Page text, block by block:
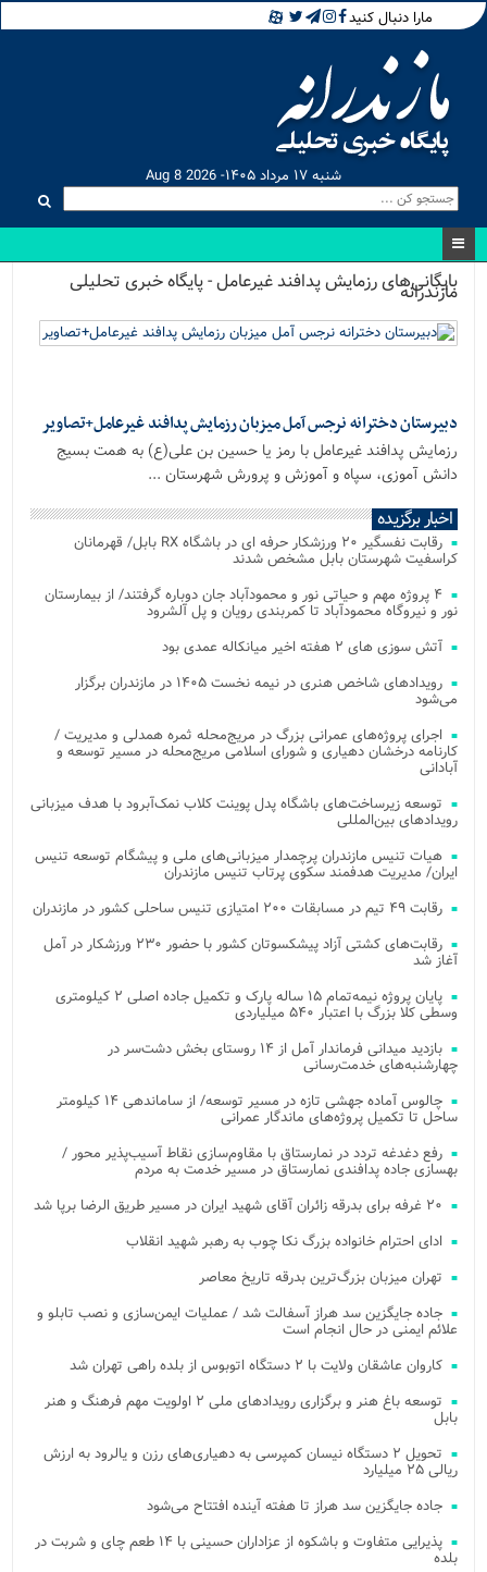
مارا دنبال کنید
شنبه ۱۷ مرداد ۱۴۰۵- Aug 8 2026
بایگانی‌های رزمایش پدافند غیرعامل - پایگاه خبری تحلیلی
مازندرانه
دبیرستان دخترانه نرجس آمل میزبان رزمایش پدافند غیرعامل+تصاویر
رزمایش پدافند غیرعامل با رمز یا حسین بن علی(ع) به همت بسیج
دانش آموزی، سپاه و آموزش و پرورش شهرستان ...
اخبار برگزیده
رقابت نفسگیر ۲۰ ورزشکار حرفه ای در باشگاه RX بابل/ قهرمانان
کراسفیت شهرستان بابل مشخص شدند
۴ پروژه مهم و حیاتی نور و محمودآباد جان دوباره گرفتند/ از بیمارستان
نور و نیروگاه محمودآباد تا کمربندی رویان و پل آلشرود
آتش‌ سوزی‌ های ۲ هفته اخیر میانکاله عمدی بود
رویدادهای شاخص هنری در نیمه نخست ۱۴۰۵ در مازندران برگزار
می‌شود
اجرای پروژه‌های عمرانی بزرگ در مریج‌محله ثمره همدلی و مدیریت /
کارنامه درخشان دهیاری و شورای اسلامی مریج‌محله در مسیر توسعه و
آبادانی
توسعه زیرساخت‌های باشگاه پدل پوینت کلاب نمک‌آبرود با هدف میزبانی
رویدادهای بین‌المللی
هیات تنیس مازندران پرچمدار میزبانی‌های ملی و پیشگام توسعه تنیس
ایران/ مدیریت هدفمند سکوی پرتاب تنیس مازندران
رقابت ۴۹ تیم در مسابقات ۲۰۰ امتیازی تنیس ساحلی کشور در مازندران
رقابت‌های کشتی آزاد پیشکسوتان کشور با حضور ۲۳۰ ورزشکار در آمل
آغاز شد
پایان پروژه نیمه‌تمام ۱۵ ساله پارک و تکمیل جاده اصلی ۲ کیلومتری
وسطی کلا بزرگ با اعتبار ۵۴۰ میلیاردی
بازدید میدانی فرماندار آمل از ۱۴ روستای بخش دشت‌سر در
چهارشنبه‌های خدمت‌رسانی
چالوس آماده جهشی تازه در مسیر توسعه/ از ساماندهی ۱۴ کیلومتر
ساحل تا تکمیل پروژه‌های ماندگار عمرانی
رفع دغدغه تردد در نمارستاق با مقاوم‌سازی نقاط آسیب‌پذیر محور /
بهسازی جاده پدافندی نمارستاق در مسیر خدمت به مردم
۲۰ غرفه برای بدرقه زائران آقای شهید ایران در مسیر طریق الرضا برپا شد
ادای احترام خانواده بزرگ نکا چوب به رهبر شهید انقلاب
تهران میزبان بزرگ‌ترین بدرقه تاریخ معاصر
جاده جایگزین سد هراز آسفالت شد / عملیات ایمن‌سازی و نصب تابلو و
علائم ایمنی در حال انجام است
کاروان عاشقان ولایت با ۲ دستگاه اتوبوس از بلده راهی تهران شد
توسعه باغ هنر و برگزاری رویدادهای ملی ۲ اولویت مهم فرهنگ و هنر
بابل
تحویل ۲ دستگاه نیسان کمپرسی به دهیاری‌های رزن و یالرود به ارزش
ریالی ۲۵ میلیارد
جاده جایگزین سد هراز تا هفته آینده افتتاح می‌شود
پذیرایی متفاوت و باشکوه از عزاداران حسینی با ۱۴ طعم چای و شربت در
بلده